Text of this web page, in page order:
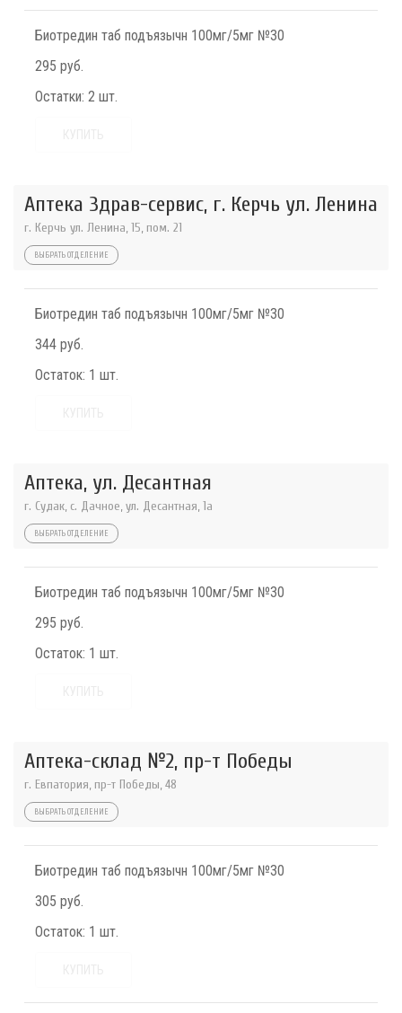
Биотредин таб подъязычн 100мг/5мг №30
295 руб.
Остатки: 2 шт.
Аптека Здрав-сервис, г. Керчь ул. Ленина
г. Керчь ул. Ленина, 15, пом. 21
ВЫБРАТЬ ОТДЕЛЕНИЕ
Биотредин таб подъязычн 100мг/5мг №30
344 руб.
Остаток: 1 шт.
Аптека, ул. Десантная
г. Судак, с. Дачное, ул. Десантная, 1а
ВЫБРАТЬ ОТДЕЛЕНИЕ
Биотредин таб подъязычн 100мг/5мг №30
295 руб.
Остаток: 1 шт.
Аптека-склад №2, пр-т Победы
г. Евпатория, пр-т Победы, 48
ВЫБРАТЬ ОТДЕЛЕНИЕ
Биотредин таб подъязычн 100мг/5мг №30
305 руб.
Остаток: 1 шт.